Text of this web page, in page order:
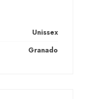
Unissex
Granado